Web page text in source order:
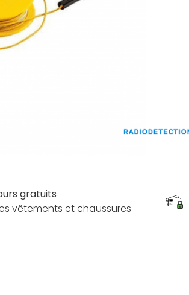
gratuits
vêtements et chaussures